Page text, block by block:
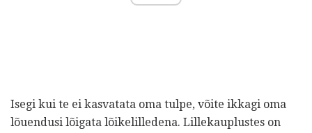
Isegi kui te ei kasvatata oma tulpe, võite ikkagi oma
lõuendusi lõigata lõikelilledena. Lillekauplustes on